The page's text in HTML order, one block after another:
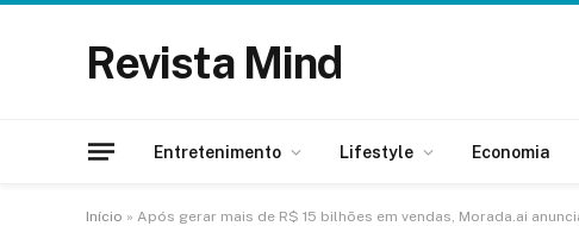
Revista Mind
Entretenimento Lifestyle Economia
Início » Após gerar mais de R$ 15 bilhões em vendas, Morada.ai